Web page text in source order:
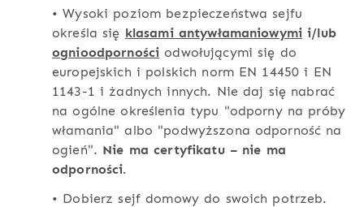
• Wysoki poziom bezpieczeństwa sejfu
określa się klasami antywłamaniowymi i/lub
ognioodporności odwołującymi się do
europejskich i polskich norm EN 14450 i EN
1143-1 i żadnych innych. Nie daj się nabrać
na ogólne określenia typu "odporny na próby
włamania" albo "podwyższona odporność na
ogień". Nie ma certyfikatu – nie ma
odporności.
• Dobierz sejf domowy do swoich potrzeb.